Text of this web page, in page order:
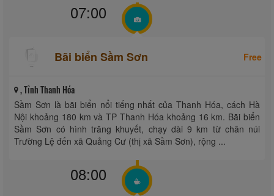
07:00
Bãi biển Sầm Sơn Free
, Tỉnh Thanh Hóa
Sầm Sơn là bãi biển nổi tiếng nhất của Thanh Hóa, cách Hà
Nội khoảng 180 km và TP Thanh Hóa khoảng 16 km. Bãi biển
Sầm Sơn có hình trăng khuyết, chạy dài 9 km từ chân núi
Trường Lệ đến xã Quảng Cư (thị xã Sầm Sơn), rộng ...
08:00